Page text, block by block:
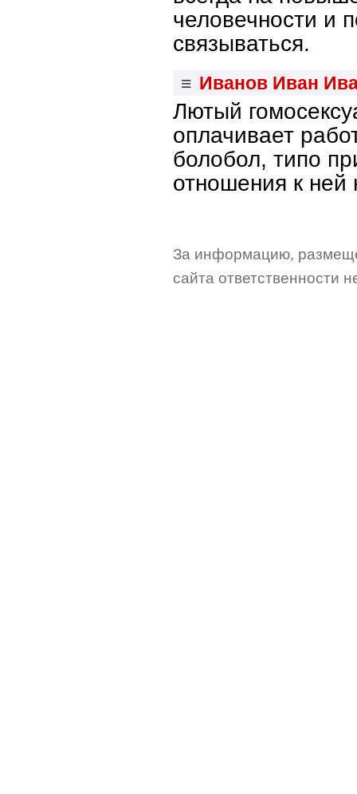
человечности и
связываться.
≡ Иванов Иван
Лютый
оплачивает
болобол, типо
отношения к ней
За информацию,
сайта ответственности